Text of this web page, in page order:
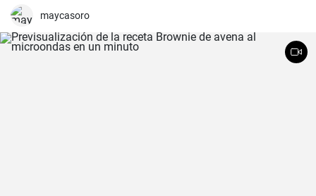
antes de ser asado hasta quedar tierno y sabroso. Es excelente
para una cena en familia o una comida especial.
maycasoro